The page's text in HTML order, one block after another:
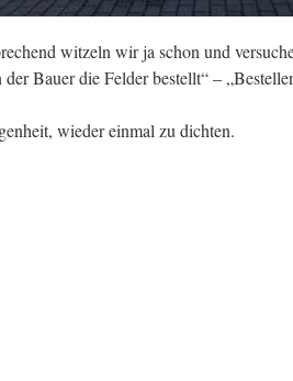
witzeln wir ja schon und
Bauer die Felder bestellt“ –
wieder einmal zu dichten.